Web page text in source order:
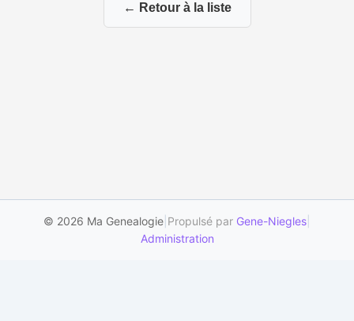
← Retour à la liste
© 2026 Ma Genealogie Propulsé par Gene-Niegles
Administration